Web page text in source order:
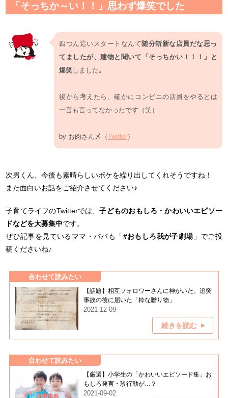
「そっちか～い！！」思わず爆笑でした
四つん這いスタートなんて 随分斬新な店員だな思っ
てましたが、建物と聞いて「そっちかい！！！」と
爆笑 しました。
後から考えたら、確かにコンビニの店員をやるとは
一言も言ってなかったです（笑）
by お肉さん〆（Twitter）
次男くん、今後も素晴らしいボケを繰り出してくれそうですね！
また面白いお話をご紹介させてください♪
子育てライフのTwitterでは、子どものおもしろ・かわいいエピソー
ドなどを大募集中です。
ぜひ記事を見ているママ・パパも「#おもしろ我が子劇場」でご投
稿くださいね♪
合わせて読みたい
【話題】相互フォロワーさんに神がいた。追突
事故の後に届いた「粋な贈り物」
2021-12-09
続きを読む
合わせて読みたい
【厳選】小学生の「かわいいエピソード集」お
もしろ発言・珍行動が…？
2021-09-02